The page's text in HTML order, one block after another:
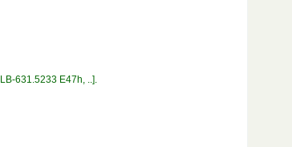
LB-631.5233 E47h, ..